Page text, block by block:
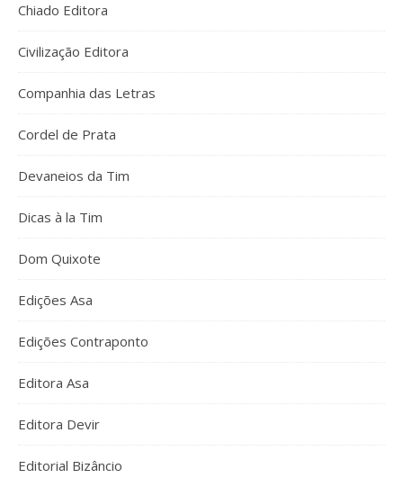
Chiado Editora
Civilização Editora
Companhia das Letras
Cordel de Prata
Devaneios da Tim
Dicas à la Tim
Dom Quixote
Edições Asa
Edições Contraponto
Editora Asa
Editora Devir
Editorial Bizâncio